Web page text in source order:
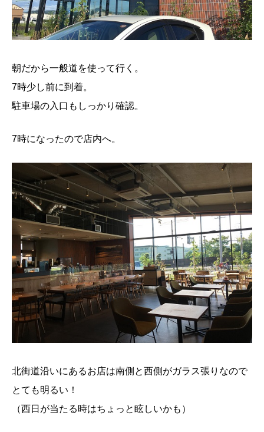
朝だから一般道を使って行く。
7時少し前に到着。
駐車場の入口もしっかり確認。
7時になったので店内へ。
北街道沿いにあるお店は南側と西側がガラス張りなので
とても明るい！
（西日が当たる時はちょっと眩しいかも）